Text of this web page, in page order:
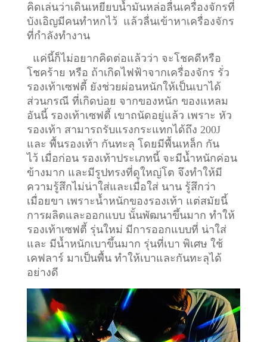
คิดเล่นว่าเดินเหยียบน้ำมันหล่อลื่นเครื่องจักรที่
บังเอิญมีคนทำหกไว้ แล้วลื่นเข้าหาเครื่องจักร
ที่กำลังทำงาน
แค่นี้ก็ไม่อยากคิดต่อแล้วว่า จะโชคดีหรือ
โชคร้าย หรือ ถ้าเกิดไฟฟ้าจากเครื่องจักร รั่ว
รองเท้าเซฟตี้ ยังช่วยผ่อนหนักให้เป็นเบาได้
ส่วนกรณี ที่เกิดบ่อย จากของหนัก ของแหลม
อันนี้ รองเท้าเซฟตี้ เขาถนัดอยู่แล้ว เพราะ หัว
รองเท้า สามารถรับแรงกระแทกได้ถึง 200J
และ พื้นรองเท้า กันทะลุ โดยมีพื้นเหล็ก กัน
ไว้ เมื่อก่อน รองเท้าประเภทนี้ จะมีน้ำหนักค่อน
ข้างมาก และมีรูปทรงที่ดูใหญ่โต จึงทำให้มี
ความรู้สึกไม่น่าใส่และเมื่อใส่ นาน รู้สึกว่า
เมื่อยขา เพราะน้ำหนักของรองเท้า แต่สมัยนี้
การผลิตและออกแบบ นั้นพัฒนาขึ้นมาก ทำให้
รองเท้าเซฟตี้ รุ่นใหม่ มีการออกแบบที่ น่าใส่
และ มีน้ำหนักเบาขึ้นมาก รุ่นที่เบา พิเศษ ใช้
เคฟลาร์ มาเป็นพื้น ทำให้เบาและกันทะลุได้
อย่างดี